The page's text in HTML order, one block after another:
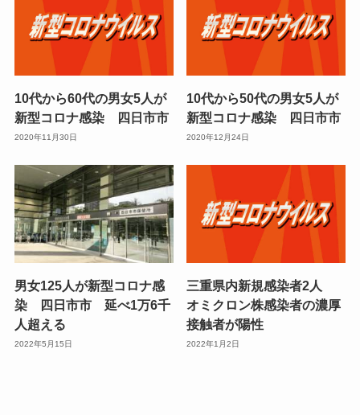
10代から60代の男女5人が
新型コロナ感染 四日市市
2020年11月30日
10代から50代の男女5人が
新型コロナ感染 四日市市
2020年12月24日
男女125人が新型コロナ感
染 四日市市 延べ1万6千
人超える
2022年5月15日
三重県内新規感染者2人
オミクロン株感染者の濃厚
接触者が陽性
2022年1月2日